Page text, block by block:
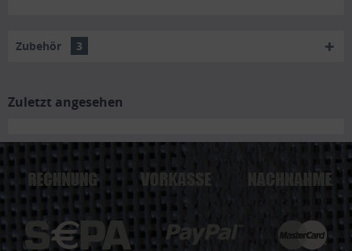
Zubehör 3
Zuletzt angesehen